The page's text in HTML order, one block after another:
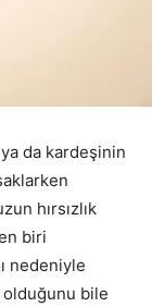
da kardeşinin
hırsızlık
biri
nedeniyle
olduğunu bile